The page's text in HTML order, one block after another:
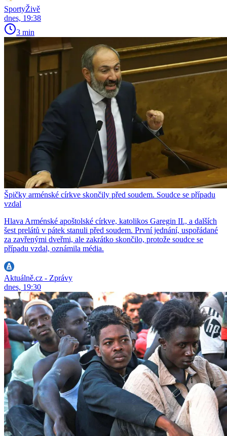
SportyŽivě
dnes, 19:38
3 min
Špičky arménské církve skončily před soudem. Soudce se případu
vzdal
Hlava Arménské apoštolské církve, katolikos Garegin II., a dalších
šest prelátů v pátek stanuli před soudem. První jednání, uspořádané
za zavřenými dveřmi, ale zakrátko skončilo, protože soudce se
případu vzdal, oznámila média.
Aktuálně.cz - Zprávy
dnes, 19:30